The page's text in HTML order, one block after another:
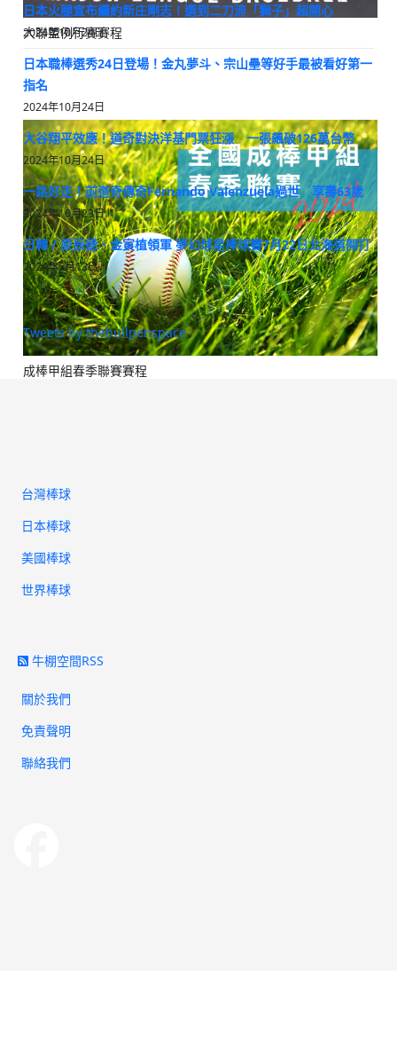
大聯盟例行賽賽程
成棒甲組春季聯賽賽程
日本火腿宣布續約新庄剛志！選到二刀流「獅子」超開心
2024年10月24日
日本職棒選秀24日登場！金丸夢斗、宗山壘等好手最被看好第一
指名
2024年10月24日
大谷翔平效應！道奇對決洋基門票狂漲 一張飆破126萬台幣
2024年10月24日
一路好走！前道奇傳奇Fernando Valenzuela過世 享壽63歲
2024年10月23日
日韓 / 原辰德、金寅植領軍 夢幻球星棒球賽7月22日北海道開打
2024年5月13日
Tweets by thebullpenspace
台灣棒球
日本棒球
美國棒球
世界棒球
牛棚空間RSS
關於我們
免責聲明
聯絡我們